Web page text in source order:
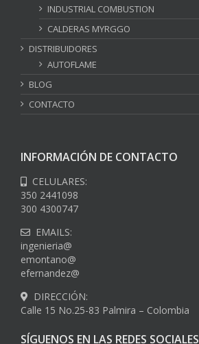
INDUSTRIAL COMBUSTION
CALDERAS MYRGGO
DISTRIBUIDORES
AUTOFLAME
BLOG
CONTACTO
INFORMACIÓN DE CONTACTO
CELULARES:
350 2441098
300 4300747
EMAILS:
ingenieria@
emontano@
efernandez@
DIRECCIÓN:
Calle 15 No.25-83 Palmira – Colombia
SÍGUENOS EN LAS REDES SOCIALES